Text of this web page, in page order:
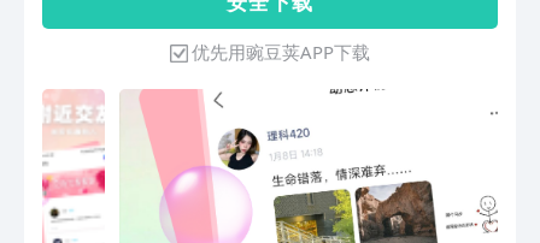
天，无论你身处何时何地，都可以尽情嗨
聊。即时分享你的生活，纵情表达真实的
选，让你随时找到心仪的她~【一键搭
讪】在附近有聊，一键交友、彼此认识就
是这么简单，选择心动的她，你的缘分你
做主~【高效回复】在有聊，海量好友给
你带来超高的回复率，让你的每一条消息
都被认真对待、让你的每一次投入都有美
好收获~【真实可信】在有聊，遇到真实
的她、了解真实的另一半，让你们的邂逅
真实可靠、让你们的深入简单真诚~来有
优先用豌豆荚APP下载